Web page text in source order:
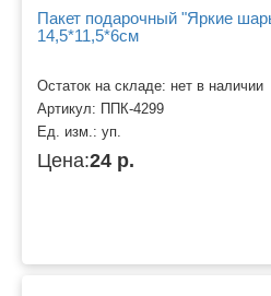
Пакет подарочный "Яркие
14,5*11,5*6см
Остаток на складе: нет в наличии
Артикул:
ППК-4299
Ед. изм.: уп.
Цена:24 р.